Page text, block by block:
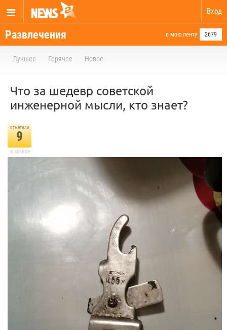
Вход
Развлечения в мою ленту 2679
Лучшее Горячее Новое
Что за шедевр советской
инженерной мысли, кто знает?
отметили
9
в архиве